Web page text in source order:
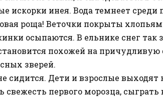
искорки инея. Вода темнеет
роща! Веточки покрыты
осыпаются. В ельнике снег так
похожей на
зверей.
сидится. Дети и взрослые
свежесть первого морозца, сыграть